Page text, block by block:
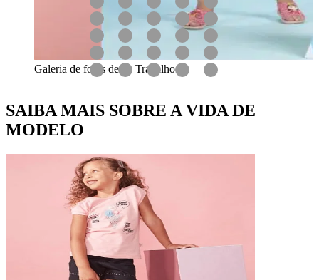
Galeria de fotos desse Trabalho
SAIBA MAIS SOBRE A VIDA DE
MODELO